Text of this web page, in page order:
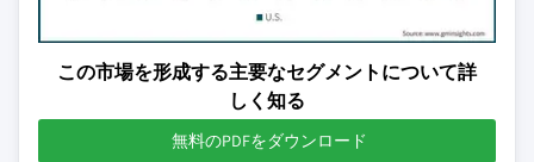
この市場を形成する主要なセグメントについて詳
しく知る
無料のPDFをダウンロード